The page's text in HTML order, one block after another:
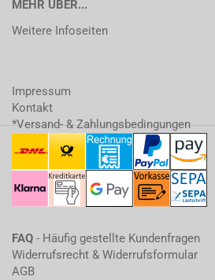
MEHR ÜBER...
Weitere Infoseiten
Impressum
Kontakt
*Versand- & Zahlungsbedingungen
FAQ - Häufig gestellte Kundenfragen
Widerrufsrecht & Widerrufsformular
AGB